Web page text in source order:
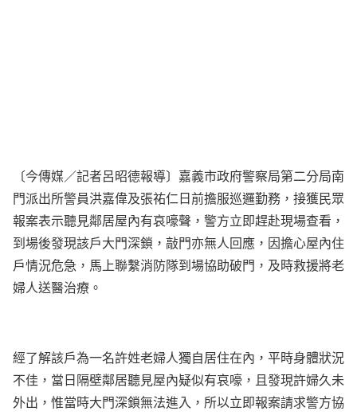
〔今傳媒／記者呂昭德報導〕嘉義市政府警察局第二分局南
門派出所警員洪嘉偉及張祐仁日前擔服巡邏勤務，接獲民眾
報案表示聽見鄰居屋內有哀嚎聲，警方立即趕赴現場查看，
到場後發現該戶大門深鎖，敲門亦無人回應，因擔心屋內住
戶情況危急，馬上聯繫消防隊到場協助破門，及時救援將老
婦人送醫治療。
經了解該戶為一名許姓老婦人獨自居住在內，平時身體狀況
不佳，當日隔壁鄰居聽見屋內疑似有哀嚎，且發現許婦久未
外出，惟當時大門深鎖無法進入，所以立即報案請求警方協